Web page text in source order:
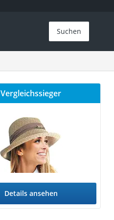
Suchen
Vergleichssieger
Details ansehen